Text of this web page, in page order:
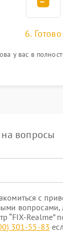
6. Готово
у вас в
на вопросы
с
вопросами,
“FIX-Realme”
301-55-83